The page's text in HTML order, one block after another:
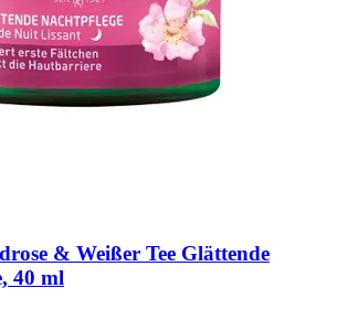
& Weißer Tee Glättende
40 ml